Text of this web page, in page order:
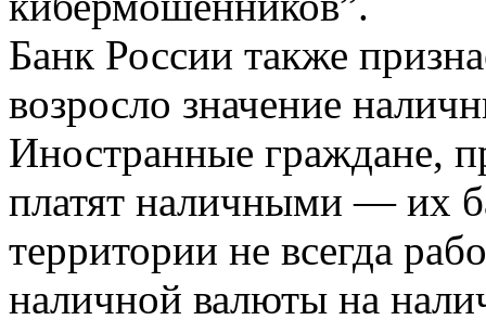
Банк России также
возросло значение
Иностранные граждане,
платят наличными — их
территории не всегда
наличной валюты на